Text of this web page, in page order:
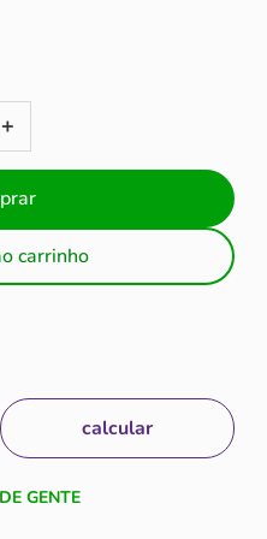
＋
carrinho
GENTE